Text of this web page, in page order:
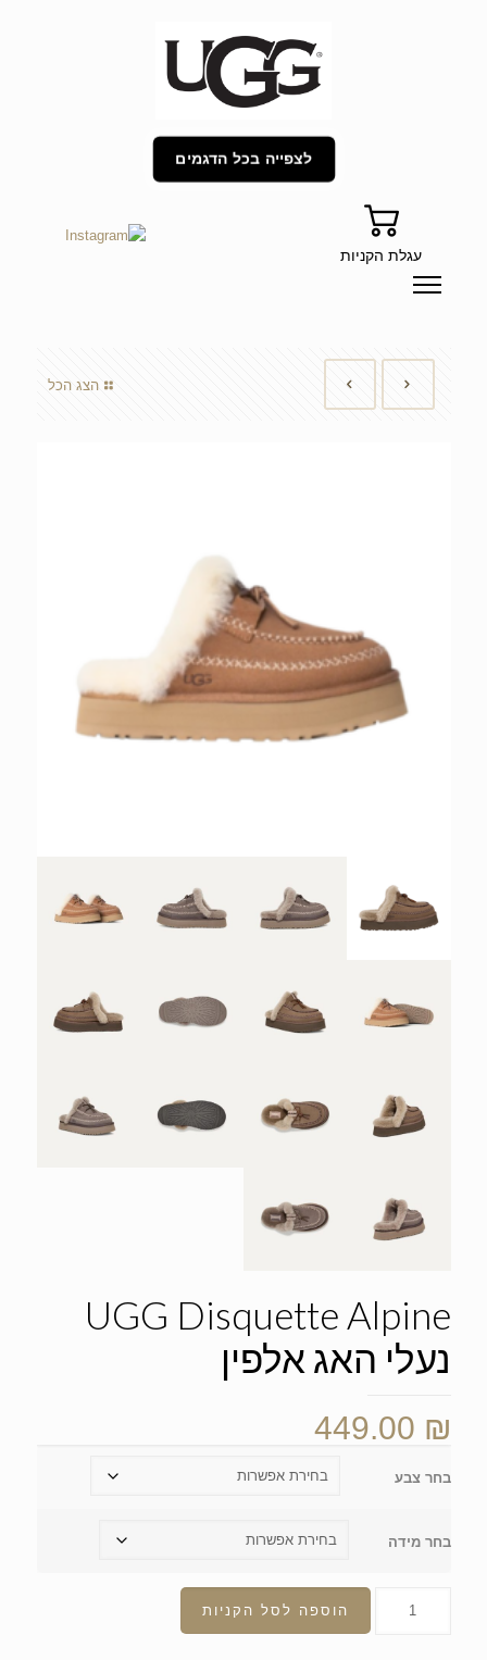
לצפייה בכל הדגמים
עגלת הקניות
הצג הכל
UGG Disquette Alpine
נעלי האג אלפין
449.00 ₪
בחר צבע
בחר מידה
הוספה לסל הקניות